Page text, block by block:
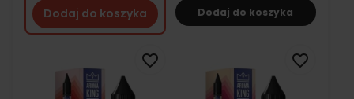
Dodaj do koszyka Dodaj do koszyka
favorite_border favorite_border